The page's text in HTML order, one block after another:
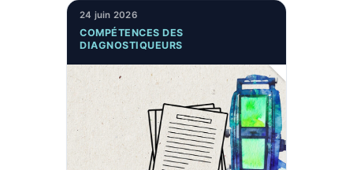
24 juin 2026
COMPÉTENCES DES
DIAGNOSTIQUEURS